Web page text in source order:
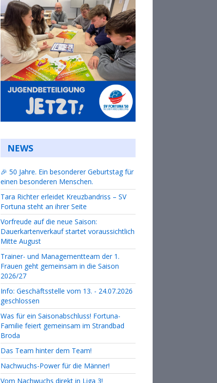
NEWS
🎉 50 Jahre. Ein besonderer Geburtstag für
einen besonderen Menschen.
Tara Richter erleidet Kreuzbandriss – SV
Fortuna steht an ihrer Seite
Vorfreude auf die neue Saison:
Dauerkartenverkauf startet voraussichtlich
Mitte August
Trainer- und Managementteam der 1.
Frauen geht gemeinsam in die Saison
2026/27
Info: Geschäftsstelle vom 13. - 24.07.2026
geschlossen
Was für ein Saisonabschluss! Fortuna-
Familie feiert gemeinsam im Strandbad
Broda
Das Team hinter dem Team!
Nachwuchs-Power für die Männer!
Vom Nachwuchs direkt in Liga 3!